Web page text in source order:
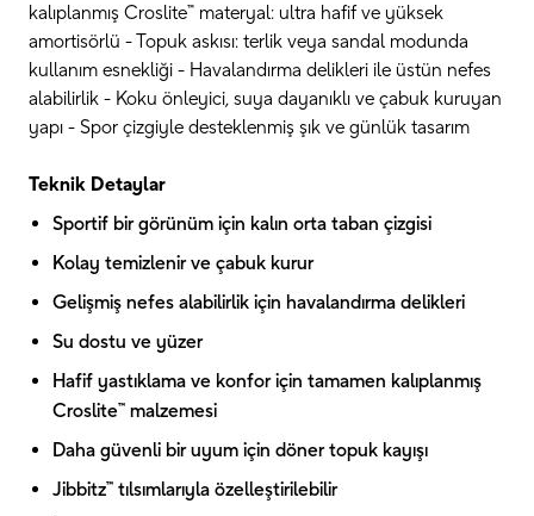
kalıplanmış Croslite™ materyal: ultra hafif ve yüksek
amortisörlü - Topuk askısı: terlik veya sandal modunda
kullanım esnekliği - Havalandırma delikleri ile üstün nefes
alabilirlik - Koku önleyici, suya dayanıklı ve çabuk kuruyan
yapı - Spor çizgiyle desteklenmiş şık ve günlük tasarım
Teknik Detaylar
Sportif bir görünüm için kalın orta taban çizgisi
Kolay temizlenir ve çabuk kurur
Gelişmiş nefes alabilirlik için havalandırma delikleri
Su dostu ve yüzer
Hafif yastıklama ve konfor için tamamen kalıplanmış
Croslite™ malzemesi
Daha güvenli bir uyum için döner topuk kayışı
Jibbitz™ tılsımlarıyla özelleştirilebilir